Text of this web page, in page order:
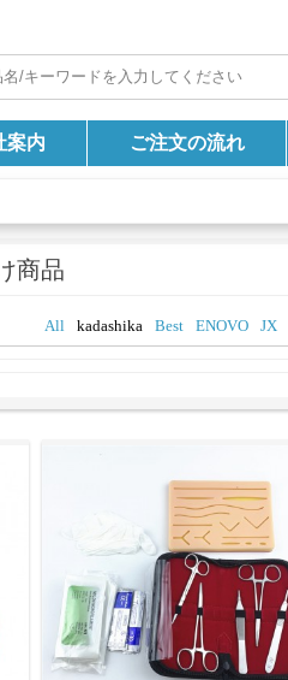
案内 ご注文の流れ
商品
All kadashika Best ENOVO JX